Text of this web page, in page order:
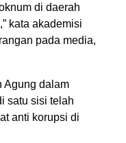
di daerah
kata akademisi
pada media,
Agung dalam
satu sisi telah
anti korupsi di